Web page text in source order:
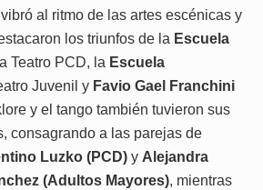
al ritmo de las artes escénicas y
los triunfos de la Escuela
Teatro PCD, la Escuela
Juvenil y Favio Gael Franchini
y el tango también tuvieron sus
consagrando a las parejas de
Luzko (PCD) y Alejandra
(Adultos Mayores), mientras